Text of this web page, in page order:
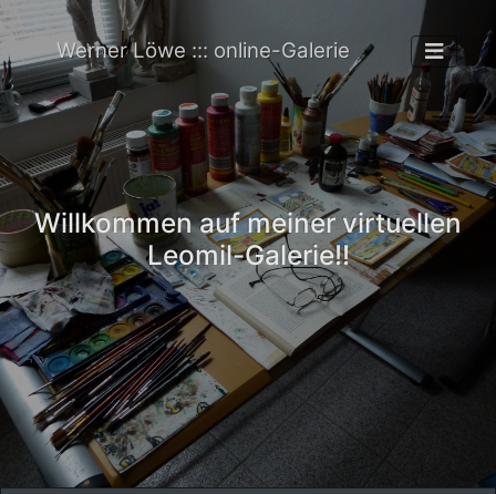
Werner Löwe ::: online-Galerie
Willkommen auf meiner virtuellen
Leomil-Galerie!!